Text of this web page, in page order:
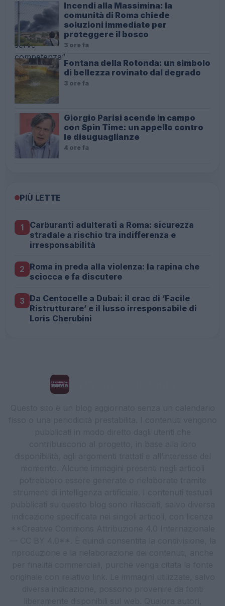
Incendi alla Massimina: la
comunità di Roma chiede
soluzioni immediate per
proteggere il bosco
3 ore fa
Fontana della Rotonda: un simbolo
di bellezza rovinato dal degrado
3 ore fa
Giorgio Parisi scende in campo
con Spin Time: un appello contro
le disuguaglianze
4 ore fa
PIÙ LETTE
1
Carburanti adulterati a Roma: sicurezza
stradale a rischio tra indifferenza e
irresponsabilità
2 Roma in preda alla violenza: la rapina che
sciocca e fa discutere
3 Da Centocelle a Dubai: il crac di ‘Facile
Ristrutturare’ e il lusso irresponsabile di
Loris Cherubini